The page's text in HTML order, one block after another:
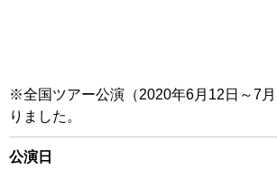
※全国ツアー公演（2020年6月12日～7
りました。
公演日